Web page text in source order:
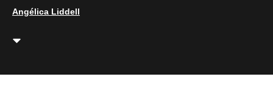
Angélica Liddell